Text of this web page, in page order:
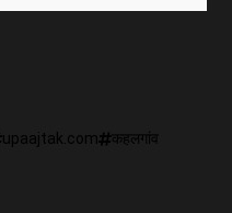
upaajtak.com
कहलगांव